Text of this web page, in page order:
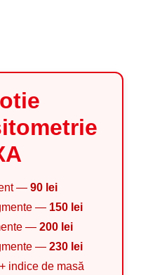
— 90 lei
— 150 lei
— 200 lei
— 230 lei
indice de masă